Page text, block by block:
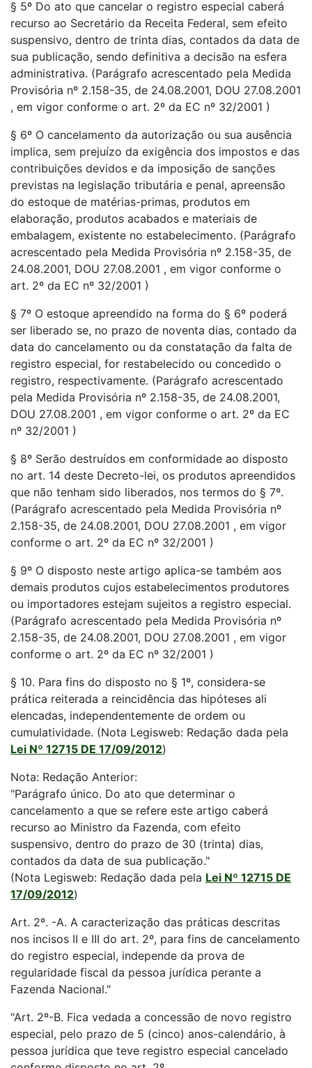
§ 5º Do ato que cancelar o registro especial caberá
recurso ao Secretário da Receita Federal, sem efeito
suspensivo, dentro de trinta dias, contados da data de
sua publicação, sendo definitiva a decisão na esfera
administrativa. (Parágrafo acrescentado pela Medida
Provisória nº 2.158-35, de 24.08.2001, DOU 27.08.2001
, em vigor conforme o art. 2º da EC nº 32/2001 )
§ 6º O cancelamento da autorização ou sua ausência
implica, sem prejuízo da exigência dos impostos e das
contribuições devidos e da imposição de sanções
previstas na legislação tributária e penal, apreensão
do estoque de matérias-primas, produtos em
elaboração, produtos acabados e materiais de
embalagem, existente no estabelecimento. (Parágrafo
acrescentado pela Medida Provisória nº 2.158-35, de
24.08.2001, DOU 27.08.2001 , em vigor conforme o
art. 2º da EC nº 32/2001 )
§ 7º O estoque apreendido na forma do § 6º poderá
ser liberado se, no prazo de noventa dias, contado da
data do cancelamento ou da constatação da falta de
registro especial, for restabelecido ou concedido o
registro, respectivamente. (Parágrafo acrescentado
pela Medida Provisória nº 2.158-35, de 24.08.2001,
DOU 27.08.2001 , em vigor conforme o art. 2º da EC
nº 32/2001 )
§ 8º Serão destruídos em conformidade ao disposto
no art. 14 deste Decreto-lei, os produtos apreendidos
que não tenham sido liberados, nos termos do § 7º.
(Parágrafo acrescentado pela Medida Provisória nº
2.158-35, de 24.08.2001, DOU 27.08.2001 , em vigor
conforme o art. 2º da EC nº 32/2001 )
§ 9º O disposto neste artigo aplica-se também aos
demais produtos cujos estabelecimentos produtores
ou importadores estejam sujeitos a registro especial.
(Parágrafo acrescentado pela Medida Provisória nº
2.158-35, de 24.08.2001, DOU 27.08.2001 , em vigor
conforme o art. 2º da EC nº 32/2001 )
§ 10. Para fins do disposto no § 1º, considera-se
prática reiterada a reincidência das hipóteses ali
elencadas, independentemente de ordem ou
cumulatividade. (Nota Legisweb: Redação dada pela
Lei Nº 12715 DE 17/09/2012)
Nota: Redação Anterior:
"Parágrafo único. Do ato que determinar o
cancelamento a que se refere este artigo caberá
recurso ao Ministro da Fazenda, com efeito
suspensivo, dentro do prazo de 30 (trinta) dias,
contados da data de sua publicação."
(Nota Legisweb: Redação dada pela Lei Nº 12715 DE
17/09/2012)
Art. 2º. -A. A caracterização das práticas descritas
nos incisos II e III do art. 2º, para fins de cancelamento
do registro especial, independe da prova de
regularidade fiscal da pessoa jurídica perante a
Fazenda Nacional."
"Art. 2º-B. Fica vedada a concessão de novo registro
especial, pelo prazo de 5 (cinco) anos-calendário, à
pessoa jurídica que teve registro especial cancelado